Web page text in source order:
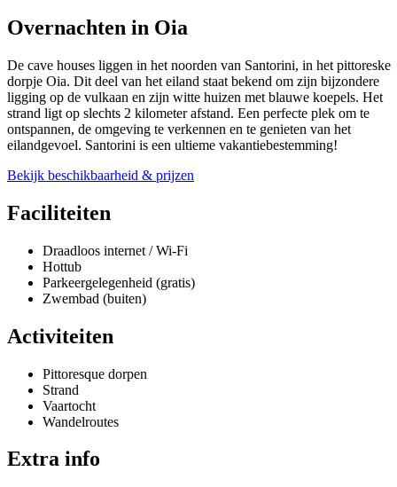
Overnachten in Oia
De cave houses liggen in het noorden van Santorini, in het pittoreske
dorpje Oia. Dit deel van het eiland staat bekend om zijn bijzondere
ligging op de vulkaan en zijn witte huizen met blauwe koepels. Het
strand ligt op slechts 2 kilometer afstand. Een perfecte plek om te
ontspannen, de omgeving te verkennen en te genieten van het
eilandgevoel. Santorini is een ultieme vakantiebestemming!
Bekijk beschikbaarheid & prijzen
Faciliteiten
Draadloos internet / Wi-Fi
Hottub
Parkeergelegenheid (gratis)
Zwembad (buiten)
Activiteiten
Pittoresque dorpen
Strand
Vaartocht
Wandelroutes
Extra info